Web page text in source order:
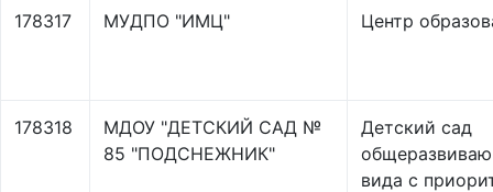
178317 МУДПО "ИМЦ" Центр
178318
МДОУ "ДЕТСКИЙ САД №
85 "ПОДСНЕЖНИК"
Детский сад
вида с